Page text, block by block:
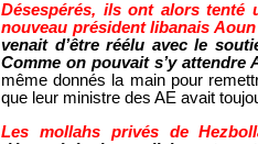
Désespérés, ils ont alors tenté
nouveau président libanais Aoun
venait d’être réélu avec le
Comme on pouvait s’y attendre
même donnés la main pour
que leur ministre des AE avait
Les mollahs privés de